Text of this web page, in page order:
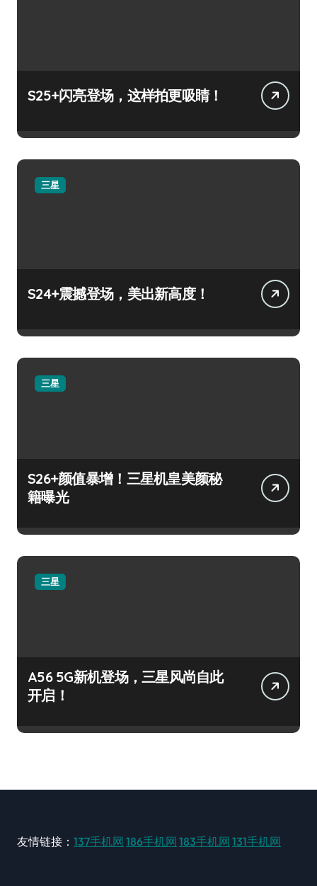
S25+闪亮登场，这样拍更吸睛！
三星
S24+震撼登场，美出新高度！
三星
S26+颜值暴增！三星机皇美颜秘
籍曝光
三星
A56 5G新机登场，三星风尚自此
开启！
友情链接： 137手机网 186手机网 183手机网 131手机网